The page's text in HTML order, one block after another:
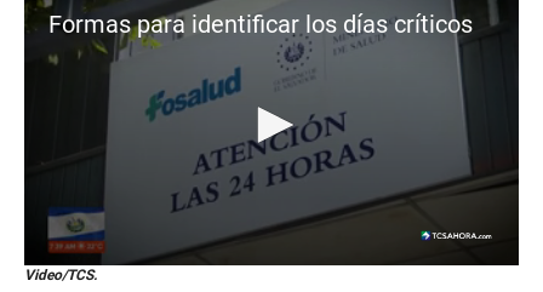
Formas para identificar los días críticos
0
Video/TCS.